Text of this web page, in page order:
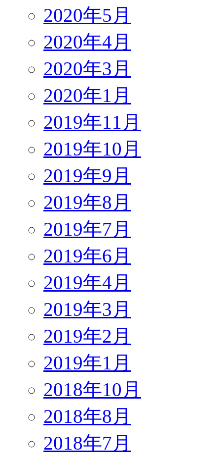
2020年5月
2020年4月
2020年3月
2020年1月
2019年11月
2019年10月
2019年9月
2019年8月
2019年7月
2019年6月
2019年4月
2019年3月
2019年2月
2019年1月
2018年10月
2018年8月
2018年7月